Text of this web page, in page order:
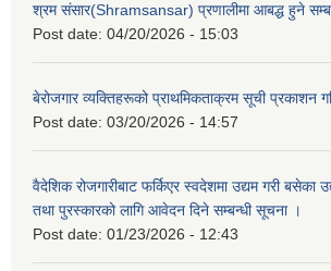
श्रम संसार(Shramsansar) प्रणालीमा आबद्ध हुने
Post date: 04/20/2026 - 15:03
बेरोजगार व्यक्तिहरूको प्राथमिकताक्रम सूची प्रकाशन
Post date: 03/20/2026 - 14:57
वैदेशिक रोजगारीबाट फर्किएर स्वदेशमा उद्यम गरी बसेका
तथा पुरस्कारको लागि आवेदन दिने सम्बन्धी सूचना ।
Post date: 01/23/2026 - 12:43